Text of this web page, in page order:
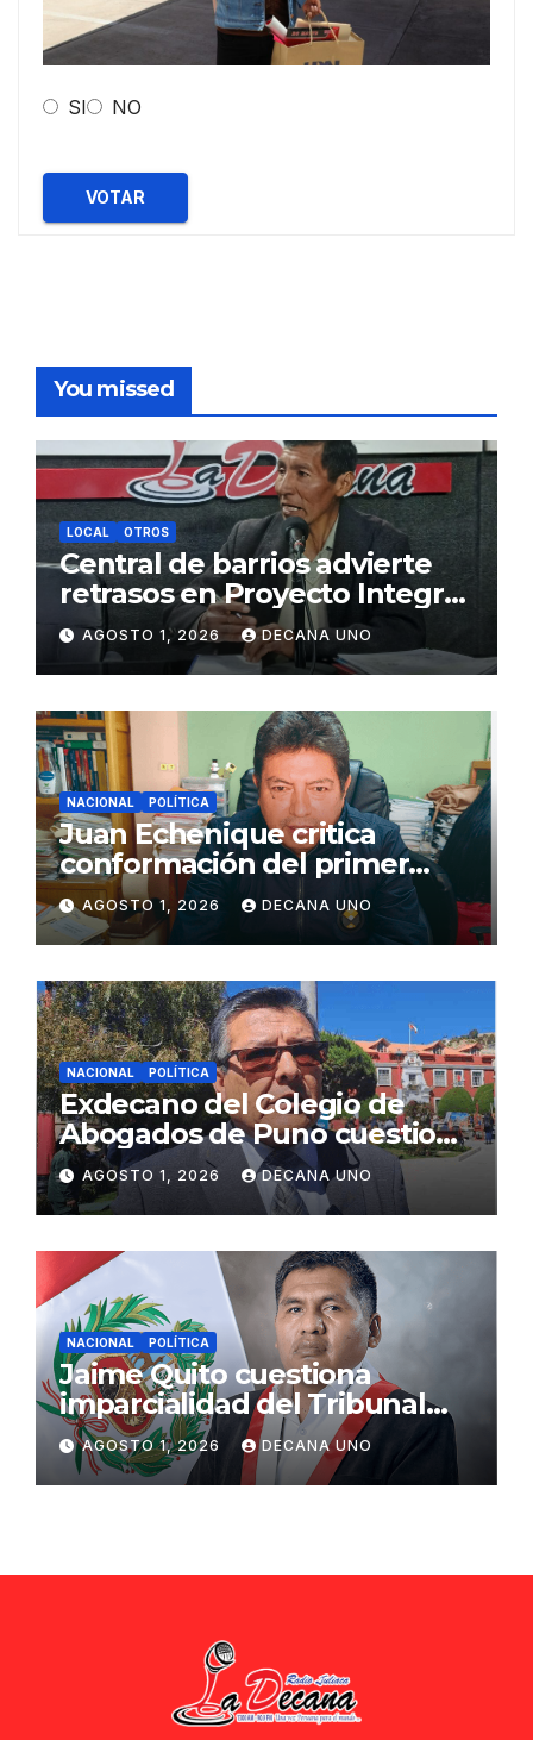
SI NO
VOTAR
You missed
LOCAL OTROS
Central de barrios advierte
retrasos en Proyecto Integral
de Agua y Alcantarillado para
Juliaca
AGOSTO 1, 2026 DECANA UNO
NACIONAL POLÍTICA
Juan Echenique critica
conformación del primer
gabinete ministerial de Keiko
Fujimori
AGOSTO 1, 2026 DECANA UNO
NACIONAL POLÍTICA
Exdecano del Colegio de
Abogados de Puno cuestiona
propuestas sobre seguridad
ciudadana
AGOSTO 1, 2026 DECANA UNO
NACIONAL POLÍTICA
Jaime Quito cuestiona
imparcialidad del Tribunal
Constitucional tras liberación
de Ollanta Humala
AGOSTO 1, 2026 DECANA UNO